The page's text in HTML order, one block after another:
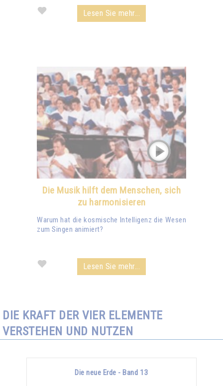
Lesen Sie mehr...
Die Musik hilft dem Menschen, sich
zu harmonisieren
Warum hat die kosmische Intelligenz die Wesen
zum Singen animiert?
Lesen Sie mehr...
DIE KRAFT DER VIER ELEMENTE
VERSTEHEN UND NUTZEN
Die neue Erde - Band 13